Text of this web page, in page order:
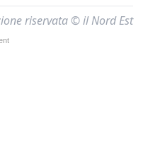
riservata © il Nord Est